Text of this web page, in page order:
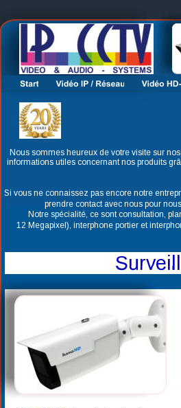
Nous sommes heureux de votre visite sur
informations utiles concernant nos produits
Si vous ne connaissez pas encore notre
prendre contact avec nous pour
Notre spécialité, ce sont consultation,
12 Megapixel), interphone portier et